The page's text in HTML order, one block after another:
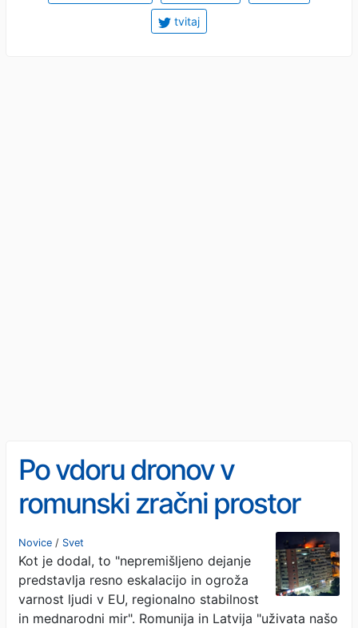
tvitaj
Po vdoru dronov v
romunski zračni prostor
EU na pogovor poklicala
ruskega odpravnika
poslov
Novice / Svet
Kot je dodal, to "nepremišljeno dejanje
predstavlja resno eskalacijo in ogroža
varnost ljudi v EU, regionalno stabilnost
in mednarodni mir". Romunija in Latvija "uživata našo